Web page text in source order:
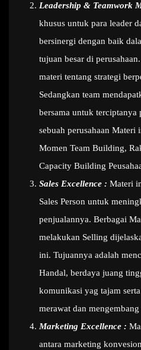
Leadership & Teamwork
khusus untuk para leader
bersinergi dengan baik
tujuan besar di
materi tentang strategi
Sedangkan team
bersama untuk terciptanya
sebuah perusahaan
Momen Team Building,
Capacity Building
Sales Excellence : Materi
Sales Person untuk
penjualannya. Berbagai
melakukan Selling
ini. Tujuannya adalah
Handal, berdaya juang
komunikasi yag tajam
merawat dan
Marketing Excellence :
antara marketing